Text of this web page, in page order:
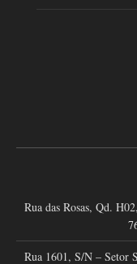
Rua das Rosas, Qd.
Rua 1601, S/N – Setor